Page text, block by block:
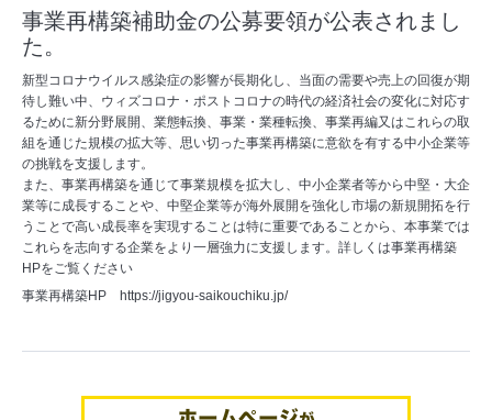
事業再構築補助金の公募要領が公表されまし
た。
新型コロナウイルス感染症の影響が長期化し、当面の需要や売上の回復が期
待し難い中、ウィズコロナ・ポストコロナの時代の経済社会の変化に対応す
るために新分野展開、業態転換、事業・業種転換、事業再編又はこれらの取
組を通じた規模の拡大等、思い切った事業再構築に意欲を有する中小企業等
の挑戦を支援します。
また、事業再構築を通じて事業規模を拡大し、中小企業者等から中堅・大企
業等に成長することや、中堅企業等が海外展開を強化し市場の新規開拓を行
うことで高い成長率を実現することは特に重要であることから、本事業では
これらを志向する企業をより一層強力に支援します。詳しくは事業再構築
HPをご覧ください
事業再構築HP https://jigyou-saikouchiku.jp/